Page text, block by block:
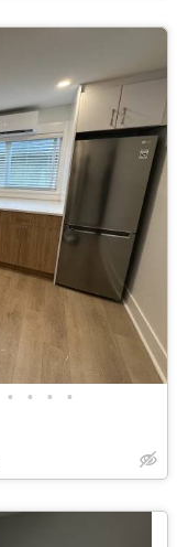
• • • •